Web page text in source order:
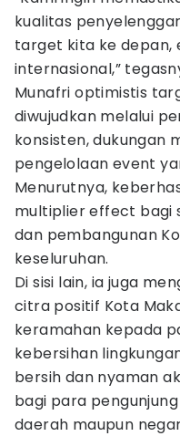
kualitas
target kita ke depan,
internasional,”
Munafri optimistis
diwujudkan melalui
konsisten, dukungan
pengelolaan event
Menurutnya,
multiplier effect bagi
dan pembangunan
keseluruhan.
Di sisi lain, ia juga
citra positif Kota
keramahan kepada
kebersihan
bersih dan nyaman
bagi para
daerah maupun